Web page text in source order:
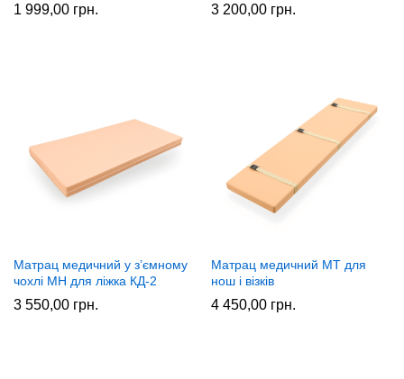
1 999,00 грн. 3 200,00 грн.
Матрац медичний у з’ємному
чохлі МН для ліжка КД-2
3 550,00 грн.
Матрац медичний МТ для
нош і візків
4 450,00 грн.